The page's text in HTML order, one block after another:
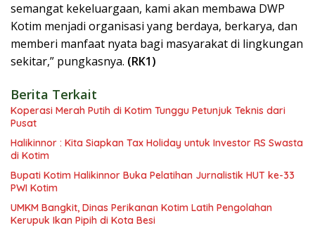
semangat kekeluargaan, kami akan membawa DWP
Kotim menjadi organisasi yang berdaya, berkarya, dan
memberi manfaat nyata bagi masyarakat di lingkungan
sekitar,” pungkasnya. (RK1)
Berita Terkait
Koperasi Merah Putih di Kotim Tunggu Petunjuk Teknis dari
Pusat
Halikinnor : Kita Siapkan Tax Holiday untuk Investor RS Swasta
di Kotim
Bupati Kotim Halikinnor Buka Pelatihan Jurnalistik HUT ke-33
PWI Kotim
UMKM Bangkit, Dinas Perikanan Kotim Latih Pengolahan
Kerupuk Ikan Pipih di Kota Besi